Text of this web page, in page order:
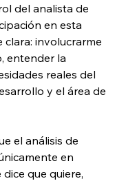
del analista de
en esta
clara: involucrarme
entender la
reales del
y el área de
el análisis de
en
que quiere,